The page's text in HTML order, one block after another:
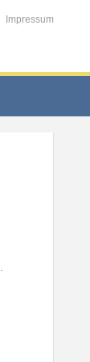
Impressum